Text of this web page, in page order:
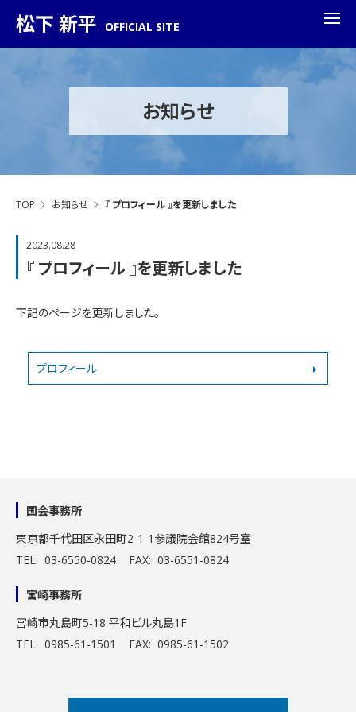
松下 新平 OFFICIAL SITE
お知らせ
TOP お知らせ 『 プロフィール 』を更新しました
2023.08.28
『 プロフィール 』を更新しました
下記のページを更新しました。
プロフィール
国会事務所
東京都千代田区永田町2-1-1参議院会館824号室
TEL: 03-6550-0824 FAX: 03-6551-0824
宮崎事務所
宮崎市丸島町5-18 平和ビル丸島1F
TEL: 0985-61-1501 FAX: 0985-61-1502